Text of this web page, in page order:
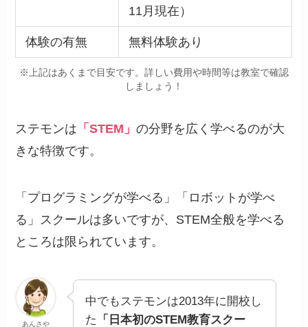
11月現在）
体験の有無 無料体験あり
※上記はあくまで目安です。詳しい費用や時間等は教室で確認
しましょう！
ステモンは 「STEM」の分野を広く学べるのが大
きな特徴です。
「プログラミングが学べる」「ロボットが学べ
る」スクールは多いですが、STEM全般を学べる
ところは限られています。
あんさや
中でもステモンは2013年に開校し
た
「日本初のSTEM教育スクー